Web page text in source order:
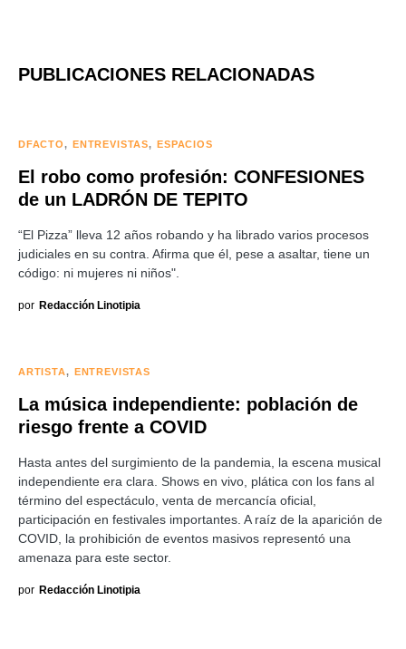
PUBLICACIONES RELACIONADAS
DFACTO ENTREVISTAS ESPACIOS
El robo como profesión: CONFESIONES
de un LADRÓN DE TEPITO
“El Pizza” lleva 12 años robando y ha librado varios procesos
judiciales en su contra. Afirma que él, pese a asaltar, tiene un
código: ni mujeres ni niños".
por Redacción Linotipia
ARTISTA ENTREVISTAS
La música independiente: población de
riesgo frente a COVID
Hasta antes del surgimiento de la pandemia, la escena musical
independiente era clara. Shows en vivo, plática con los fans al
término del espectáculo, venta de mercancía oficial,
participación en festivales importantes. A raíz de la aparición de
COVID, la prohibición de eventos masivos representó una
amenaza para este sector.
por Redacción Linotipia